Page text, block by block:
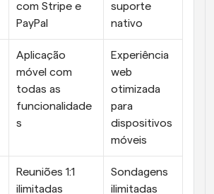
com Stripe e
PayPal
suporte
nativo
Aplicação
móvel com
todas as
funcionalidade
s
Experiência
web
otimizada
para
dispositivos
móveis
Reuniões 1:1
ilimitadas
Sondagens
ilimitadas